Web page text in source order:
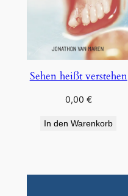
Sehen heißt verstehen
0,00 €
In den Warenkorb